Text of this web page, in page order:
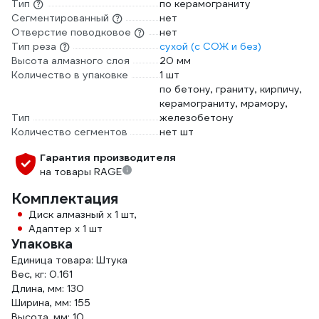
Тип
по керамограниту
Сегментированный
нет
Отверстие поводковое
нет
Тип реза
сухой (с СОЖ и без)
Высота алмазного слоя
20 мм
Количество в упаковке
1 шт
Тип
по бетону, граниту, кирпичу,
керамограниту, мрамору,
железобетону
Количество сегментов
нет шт
Гарантия производителя
на товары RAGE
Комплектация
Диск алмазный х 1 шт,
Адаптер х 1 шт
Упаковка
Единица товара: Штука
Вес, кг: 0.161
Длина, мм: 130
Ширина, мм: 155